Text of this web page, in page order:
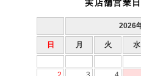
実店舗営業